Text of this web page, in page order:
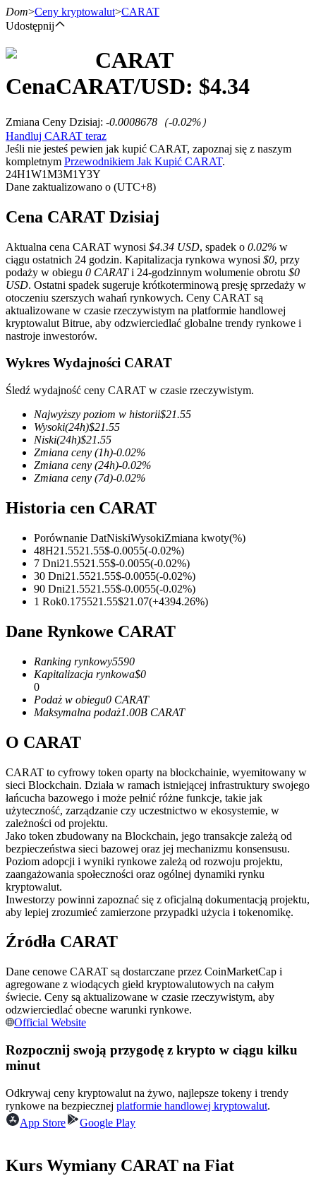
Kontrakty terminowe
Kontrakty terminowe na USDT
TradFi
Instrumenty pochodne na akcje, forex, metale szlachetne i
Kontrakty terminowe na USDC
Kontrakty futures wykorzystujące USDC jako zabezpieczenie
Kopiowanie Transakcji
Dołącz do najlepszych traderów
Zostań traderem kopiującym
Ciesz się podziałem zysków i prowizjami z kopiowania
transakcji
Analiza Big Data, w tym informacje handlowe itp.
Dom>Ceny kryptowalut>CARAT
Udostępnij
CARAT
CenaCARAT/USD: $4.34
Zmiana Ceny Dzisiaj: -0.0008678 （-0.02%）
Handluj CARAT teraz
Jeśli nie jesteś pewien jak kupić CARAT, zapoznaj się z naszym
kompletnym Przewodnikiem Jak Kupić CARAT.
24H1W1M3M1Y3Y
Dane zaktualizowano o (UTC+8)
Cena CARAT Dzisiaj
Aktualna cena CARAT wynosi $4.34 USD, spadek o 0.02% w
ciągu ostatnich 24 godzin. Kapitalizacja rynkowa wynosi $0, przy
podaży w obiegu 0 CARATi 24-godzinnym wolumenie obrotu $0
USD. Ostatni spadek sugeruje krótkoterminową presję sprzedaży w
otoczeniu szerszych wahań rynkowych. Ceny CARAT są
aktualizowane w czasie rzeczywistym na platformie handlowej
kryptowalut Bitrue, aby odzwierciedlać globalne trendy rynkowe i
nastroje inwestorów.
Wykres Wydajności CARAT
Śledź wydajność ceny CARAT w czasie rzeczywistym.
Najwyższy poziom w historii$21.55
Wysoki(24h)$21.55
Niski(24h)$21.55
Zmiana ceny (1h)-0.02%
Zmiana ceny (24h)-0.02%
Zmiana ceny (7d)-0.02%
Historia cen CARAT
Porównanie DatNiskiWysokiZmiana kwoty(%)
48H21.5521.55$-0.0055(-0.02%)
7 Dni21.5521.55$-0.0055(-0.02%)
30 Dni21.5521.55$-0.0055(-0.02%)
90 Dni21.5521.55$-0.0055(-0.02%)
1 Rok0.175521.55$21.07(+4394.26%)
Dane Rynkowe CARAT
Ranking rynkowy5590
Kapitalizacja rynkowa$0
0
Podaż w obiegu0 CARAT
Maksymalna podaż1.00B CARAT
O CARAT
CARAT to cyfrowy token oparty na blockchainie, wyemitowany w
sieci Blockchain. Działa w ramach istniejącej infrastruktury swojego
łańcucha bazowego i może pełnić różne funkcje, takie jak
użyteczność, zarządzanie czy uczestnictwo w ekosystemie, w
zależności od projektu.
Jako token zbudowany na Blockchain, jego transakcje zależą od
bezpieczeństwa sieci bazowej oraz jej mechanizmu konsensusu.
Poziom adopcji i wyniki rynkowe zależą od rozwoju projektu,
zaangażowania społeczności oraz ogólnej dynamiki rynku
kryptowalut.
Inwestorzy powinni zapoznać się z oficjalną dokumentacją projektu,
aby lepiej zrozumieć zamierzone przypadki użycia i tokenomikę.
Źródła CARAT
Dane cenowe CARAT są dostarczane przez CoinMarketCap i
agregowane z wiodących giełd kryptowalutowych na całym
świecie. Ceny są aktualizowane w czasie rzeczywistym, aby
odzwierciedlać obecne warunki rynkowe.
Official Website
Rozpocznij swoją przygodę z krypto w ciągu kilku
minut
Odkrywaj ceny kryptowalut na żywo, najlepsze tokeny i trendy
rynkowe na bezpiecznej platformie handlowej kryptowalut.
App Store
Google Play
Kurs Wymiany CARAT na Fiat